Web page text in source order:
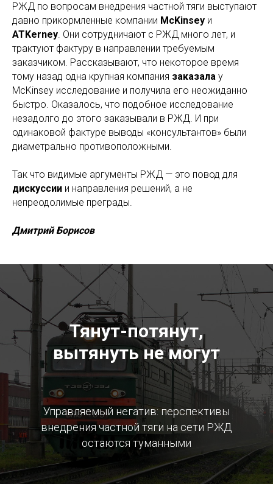
РЖД по вопросам внедрения частной тяги выступают
давно прикормленные компании McKinsey и
ATKerney. Они сотрудничают с РЖД много лет, и
трактуют фактуру в направлении требуемым
заказчиком. Рассказывают, что некоторое время
тому назад одна крупная компания заказала у
McKinsey исследование и получила его неожиданно
быстро. Оказалось, что подобное исследование
незадолго до этого заказывали в РЖД. И при
одинаковой фактуре выводы «консультантов» были
диаметрально противоположными.
Так что видимые аргументы РЖД — это повод для
дискуссии и направления решений, а не
непреодолимые преграды.
Дмитрий Борисов
Тянут-потянут,
вытянуть не могут
Управляемый негатив: перспективы
внедрения частной тяги на сети РЖД
остаются туманными